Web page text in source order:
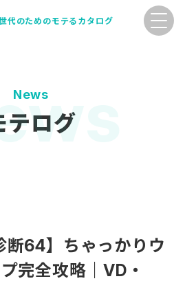
代のためのモテるカタログ
News
テログ
断64】ちゃっかりウ
完全攻略｜VD・